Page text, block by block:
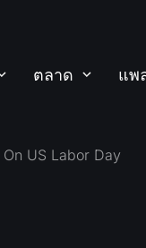
ตลาด แพ
US Labor Day